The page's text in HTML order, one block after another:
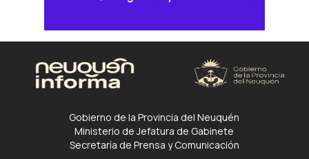
Gobierno de la Provincia del Neuquén
Ministerio de Jefatura de Gabinete
Secretaría de Prensa y Comunicación